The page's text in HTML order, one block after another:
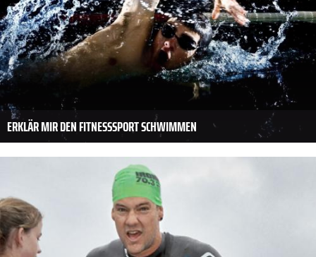
ERKLÄR MIR DEN FITNESSSPORT SCHWIMMEN